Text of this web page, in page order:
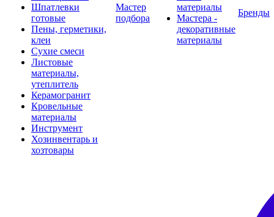
Шпатлевки
готовые
Пены, герметики,
клеи
Сухие смеси
Листовые
материалы,
утеплитель
Керамогранит
Кровельные
материалы
Инструмент
Хозинвентарь и
хозтовары
Мастер
подбора
материалы
Мастера -
декоративные
материалы
Бренды